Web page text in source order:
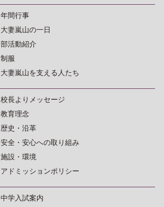
年間行事
大妻嵐山の一日
部活動紹介
制服
大妻嵐山を支える人たち
校長よりメッセージ
教育理念
歴史・沿革
安全・安心への取り組み
施設・環境
アドミッションポリシー
中学入試案内